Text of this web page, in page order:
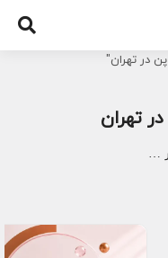
در تهران"
تهران
…